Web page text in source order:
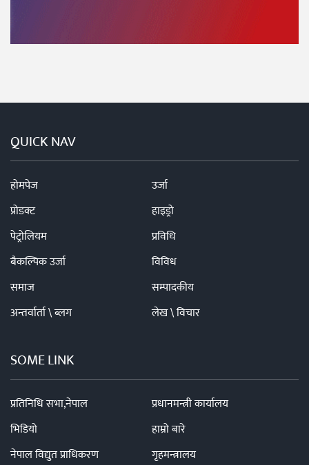
QUICK NAV
होमपेज
उर्जा
प्रोडक्ट
हाइड्रो
पेट्रोलियम
प्रविधि
बैकल्पिक उर्जा
विविध
समाज
सम्पादकीय
अन्तर्वार्ता \ ब्लग
लेख \ विचार
SOME LINK
प्रतिनिधि सभा,नेपाल
प्रधानमन्त्री कार्यालय
भिडियो
हाम्रो बारे
नेपाल विद्युत प्राधिकरण
गृहमन्त्रालय